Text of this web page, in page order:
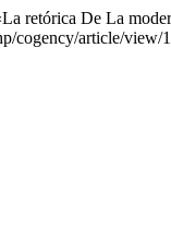
retórica De La
cogency/article/view/